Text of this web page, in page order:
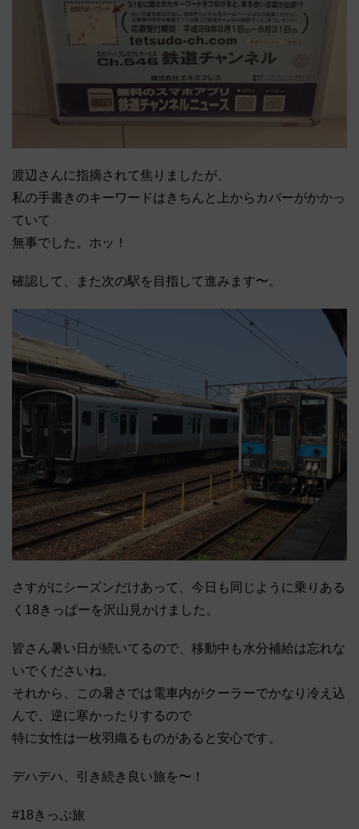
渡辺さんに指摘されて焦りましたが、
私の手書きのキーワードはきちんと上からカバーがかかっ
ていて
無事でした。ホッ！
確認して、また次の駅を目指して進みます〜。
さすがにシーズンだけあって、今日も同じように乗りある
く18きっぱーを沢山見かけました。
皆さん暑い日が続いてるので、移動中も水分補給は忘れな
いでくださいね。
それから、この暑さでは電車内がクーラーでかなり冷え込
んで、逆に寒かったりするので
特に女性は一枚羽織るものがあると安心です。
デハデハ、引き続き良い旅を〜！
#18きっぷ旅